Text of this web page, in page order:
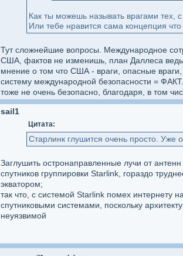
Как ты можешь называть врагами тех,
Или тебе нравится сама концепция
Тут сложнейшие вопросы. Международное
США, фактов не изменишь, план Даллеса ведь
мнение о том что США - враги, опасные
систему международной безопасности =
тоже не очень безопасно, благодаря, в том
sail1
Цитата:
Старлинк глушится очень просто. Уже
Заглушить остронаправленные лучи от
спутников группировки Starlink, гораздо
экватором;
так что, с системой Starlink помех интернету
спутниковыми системами, поскольку
неуязвимой